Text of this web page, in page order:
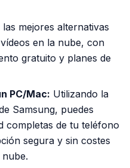
las mejores alternativas
en la nube, con
gratuito y planes de
PC/Mac: Utilizando la
Samsung, puedes
completas de tu teléfono
segura y sin costes